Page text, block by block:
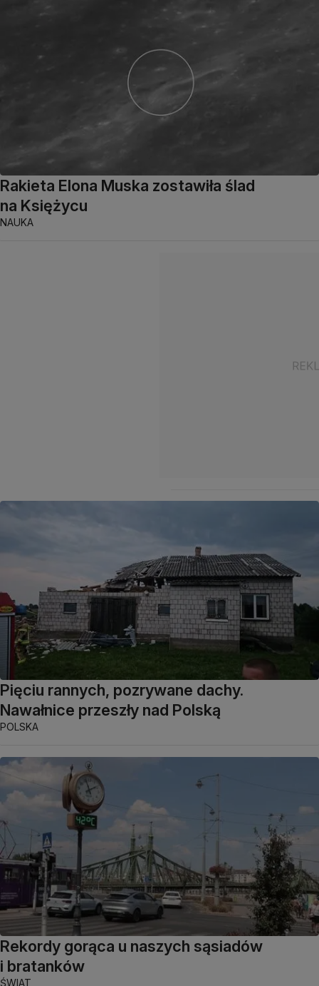
Rakieta Elona Muska zostawiła ślad
na Księżycu
NAUKA
Pięciu rannych, pozrywane dachy.
Nawałnice przeszły nad Polską
POLSKA
Rekordy gorąca u naszych sąsiadów
i bratanków
ŚWIAT